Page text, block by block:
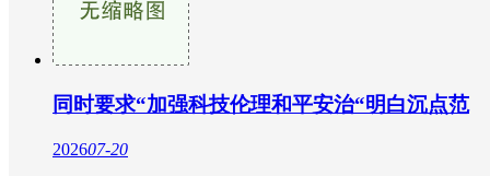
同时要求“加强科技伦理和平安治“明白沉点范
202607-20